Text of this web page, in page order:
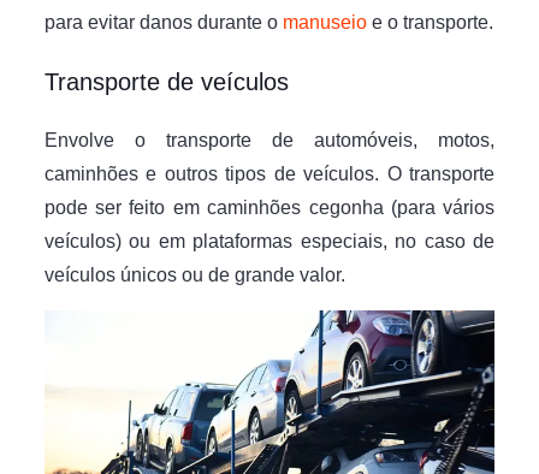
para evitar danos durante o manuseioe o transporte.
Transporte de veículos
Envolve o transporte de automóveis, motos,
caminhões e outros tipos de veículos. O transporte
pode ser feito em caminhões cegonha (para vários
veículos) ou em plataformas especiais, no caso de
veículos únicos ou de grande valor.